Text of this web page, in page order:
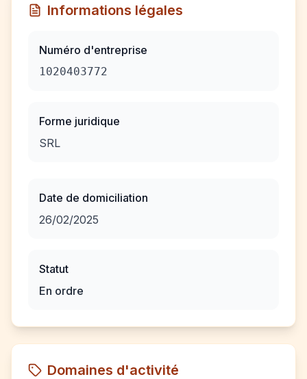
Informations légales
Numéro d'entreprise
1020403772
Forme juridique
SRL
Date de domiciliation
26/02/2025
Statut
En ordre
Domaines d'activité